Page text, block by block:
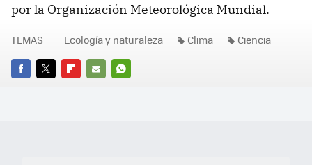
por la Organización Meteorológica Mundial.
FACEBOOK
TWITTERFLIPBOARD
E-
WHATSAPP
TEMAS Ecología y naturaleza Clima Ciencia